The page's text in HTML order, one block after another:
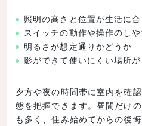
照明の高さと位置が生活に
スイッチの動作や操作のしや
明るさが想定通りかどうか
影ができて使いにくい場所
夕方や夜の時間帯に室内を確
態を把握できます。昼間だけ
も多く、住み始めてからの後